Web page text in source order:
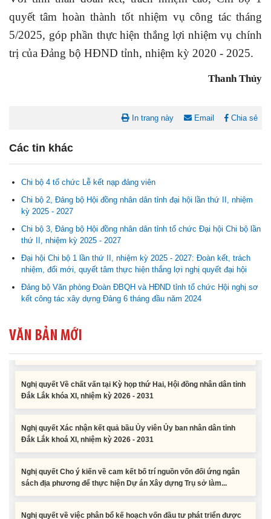
quyết tâm hoàn thành tốt nhiệm vụ công tác tháng
5/2025, góp phần thực hiện thắng lợi nhiệm vụ chính
trị của Đảng bộ HĐND tỉnh, nhiệm kỳ 2020 - 2025.
Thanh Thủy
In trang này Email Chia sẻ
Các tin khác
Chi bộ 4 tổ chức Lễ kết nạp đảng viên
Chi bộ 2, Đảng bộ Hội đồng nhân dân tỉnh đại hội lần thứ II, nhiệm
kỳ 2025 - 2027
Chi bộ 3, Đảng bộ Hội đồng nhân dân tỉnh tổ chức Đại hội Chi bộ lần
thứ II, nhiệm kỳ 2025 - 2027
Đại hội Chi bộ 1 lần thứ II, nhiệm kỳ 2025 - 2027: Đoàn kết, trách
nhiệm, đổi mới, quyết tâm thực hiện thắng lợi nghị quyết đại hội
Đảng bộ Văn phòng Đoàn ĐBQH và HĐND tỉnh tổ chức Hội nghị sơ
kết công tác xây dựng Đảng 6 tháng đầu năm 2024
VĂN BẢN MỚI
Nghị quyết Cho ý kiến về cam kết bố trí nguồn vốn đối ứng ngân
sách địa phương để thực hiện Dự án Xây dựng Trụ sở làm...
phép kéo dài thời gian sang năm 2026 thực hiện và giải...
công năm 2026 nguồn vốn ngân sách địa phương (đợt 2)
Nghị quyết Về chất vấn tại Kỳ họp thứ Hai, Hội đồng nhân dân tỉnh
Đắk Lắk khóa XI, nhiệm kỳ 2026 - 2031
Nghị quyết Xác nhận kết quả bầu Ủy viên Ủy ban nhân dân tỉnh
Đắk Lắk khoá XI, nhiệm kỳ 2026 - 2031
Nghị quyết Cho ý kiến về cam kết bố trí nguồn vốn đối ứng ngân
sách địa phương để thực hiện Dự án Xây dựng Trụ sở làm...
Nghị quyết về việc phân bổ kế hoạch vốn đầu tư phát triển được
phép kéo dài thời gian sang năm 2026 thực hiện và giải...